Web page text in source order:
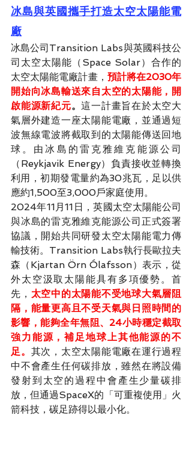
冰島與英國攜手打造太空太陽能電
廠
冰島公司Transition Labs與英國科技公
司太空太陽能（Space Solar）合作的
太空太陽能電廠計畫， 預計將在2030年
開始向冰島輸送來自太空的太陽能，開
啟能源新紀元。這一計畫旨在於太空大
氣層外建造一座太陽能電廠，並通過短
波無線電波將截取到的太陽能傳送回地
球。由冰島的雷克雅維克能源公司
（Reykjavik Energy）負責接收並轉換
利用，初期發電量約為30兆瓦，足以供
應約1,500至3,000戶家庭使用。
2024年11月11日，英國太空太陽能公司
與冰島的雷克雅維克能源公司正式簽署
協議，開始共同研發太空太陽能電力傳
輸技術。Transition Labs執行長歐拉夫
森（Kjartan Örn Ólafsson）表示，從
外太空汲取太陽能具有多項優勢。首
先， 太空中的太陽能不受地球大氣層阻
隔，能量更高且不受天氣與日照時間的
影響，能夠全年無阻、24小時穩定截取
強力能源，補足地球上其他能源的不
足。 其次，太空太陽能電廠在運行過程
中不會產生任何碳排放，雖然在將設備
發射到太空的過程中會產生少量碳排
放，但通過SpaceX的「可重複使用」火
箭科技，碳足跡得以最小化。